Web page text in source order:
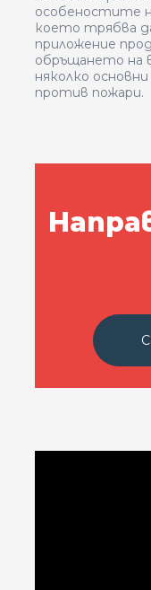
особеностите
което трябва
приложение
обръщането на
няколко
против пожари.